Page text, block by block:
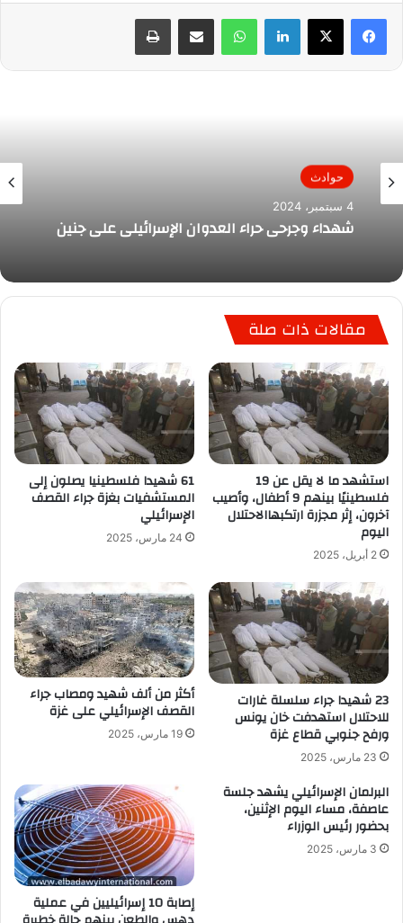
لينكدإن واتساب مشاركة عبر البريد طباعة
حوادث
4 سبتمبر، 2024
شهداء وجرحى حراء العدوان الإسرائيلي على جنين
مقالات ذات صلة
استشهد ما لا يقل عن 19
فلسطينيًا بينهم 9 أطفال، وأصيب
آخرون، إثر مجزرة ارتكبهاالاحتلال
اليوم
2 أبريل، 2025
61 شهيدا فلسطينيا يصلون إلى
المستشفيات بغزة جراء القصف
الإسرائيلي
24 مارس، 2025
23 شهيدا جراء سلسلة غارات
للاحتلال استهدفت خان يونس
ورفح جنوبي قطاع غزة
23 مارس، 2025
أكثر من ألف شهيد ومصاب جراء
القصف الإسرائيلي على غزة
19 مارس، 2025
البرلمان الإسرائيلي يشهد جلسة
عاصفة، مساء اليوم الإثنين،
بحضور رئيس الوزراء
3 مارس، 2025
إصابة 10 إسرائيليين في عملية